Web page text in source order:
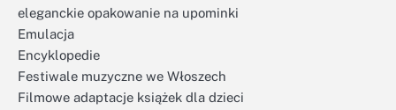
eleganckie opakowanie na upominki
Emulacja
Encyklopedie
Festiwale muzyczne we Włoszech
Filmowe adaptacje książek dla dzieci